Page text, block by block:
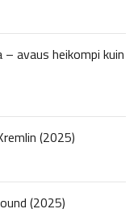
avaus heikompi kuin
(2025)
(2025)